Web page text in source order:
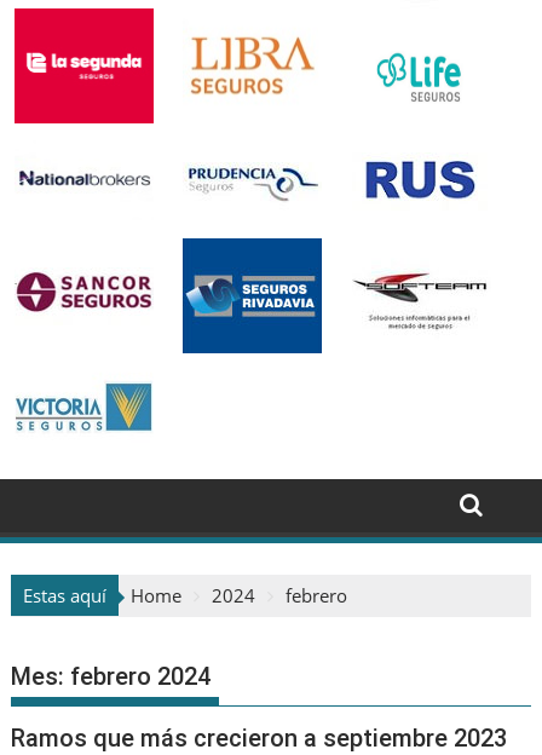
Estas aquí Home 2024 febrero
Mes: febrero 2024
Ramos que más crecieron a septiembre 2023